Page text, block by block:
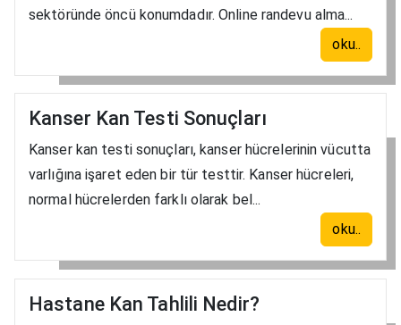
sektöründe öncü konumdadır. Online randevu alma...
oku..
Kanser Kan Testi Sonuçları
Kanser kan testi sonuçları, kanser hücrelerinin vücutta
varlığına işaret eden bir tür testtir. Kanser hücreleri,
normal hücrelerden farklı olarak bel...
oku..
Hastane Kan Tahlili Nedir?